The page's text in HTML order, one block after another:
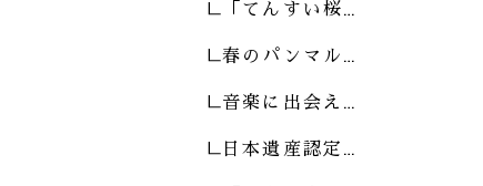
「てんすい桜…
春のパンマル…
音楽に出会え…
日本遺産認定…